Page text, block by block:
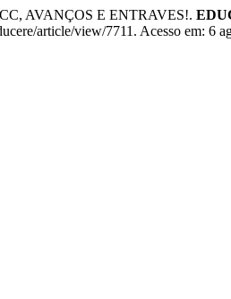
AVANÇOS E ENTRAVES!.
article/view/7711. Acesso em: 6